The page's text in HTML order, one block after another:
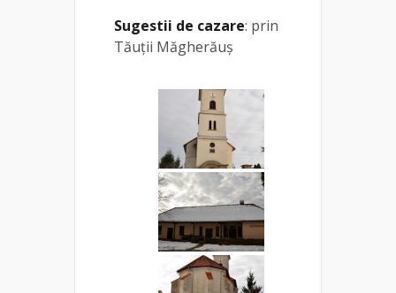
Sugestii de cazare: prin
Tăuții Măgherăuș